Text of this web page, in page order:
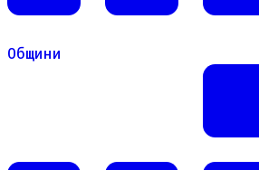
Общини